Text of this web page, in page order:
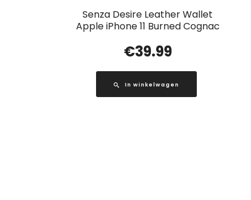
Senza Desire Leather Wallet
Apple iPhone 11 Burned Cognac
€39.99
In winkelwagen